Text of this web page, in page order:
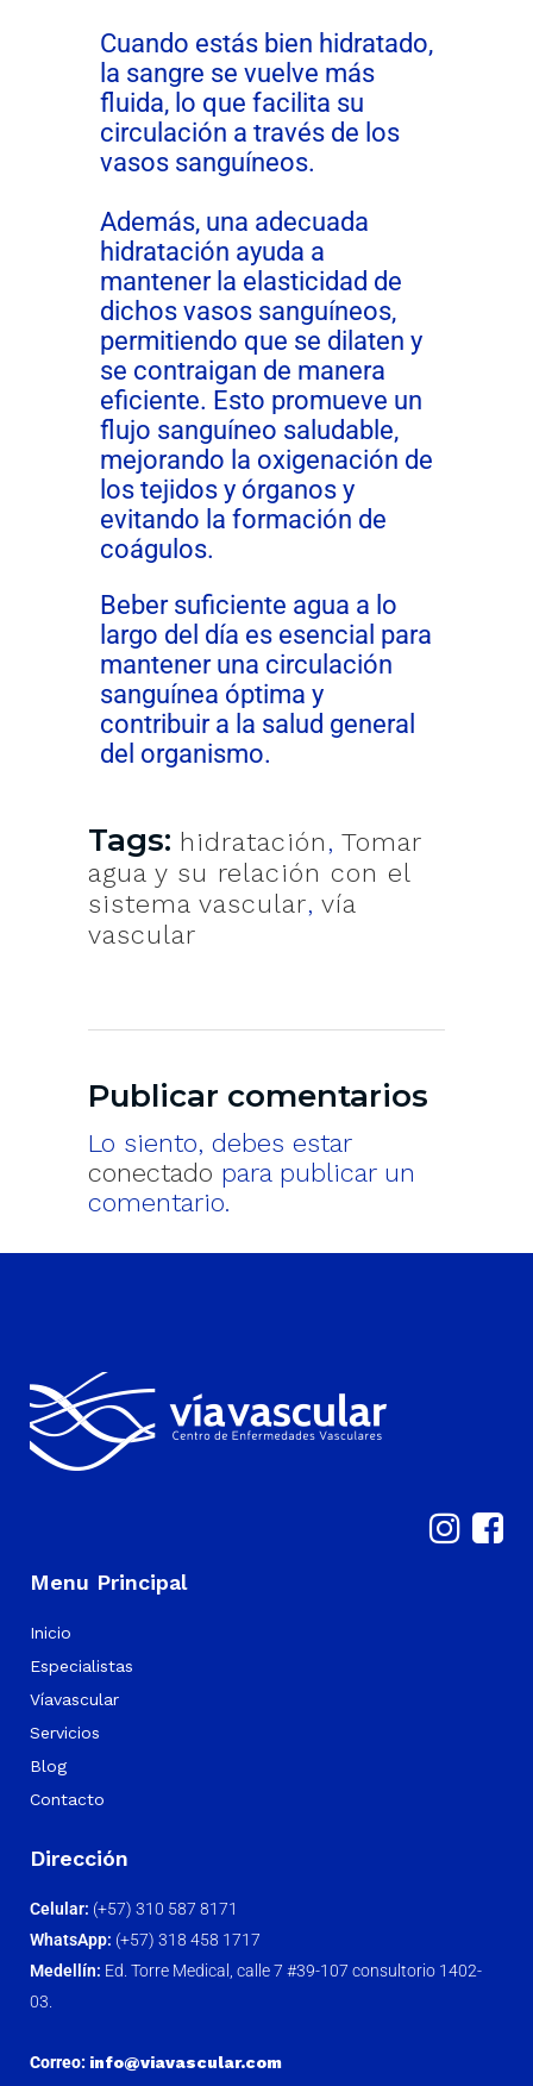
Cuando estás bien hidratado,
la sangre se vuelve más
fluida, lo que facilita su
circulación a través de los
vasos sanguíneos.
Además, una adecuada
hidratación ayuda a
mantener la elasticidad de
dichos vasos sanguíneos,
permitiendo que se dilaten y
se contraigan de manera
eficiente. Esto promueve un
flujo sanguíneo saludable,
mejorando la oxigenación de
los tejidos y órganos y
evitando la formación de
coágulos.
Beber suficiente agua a lo
largo del día es esencial para
mantener una circulación
sanguínea óptima y
contribuir a la salud general
del organismo.
Tags: hidratación , Tomar
agua y su relación con el
sistema vascular, vía
vascular
Publicar comentarios
Lo siento, debes estar
conectado para publicar un
comentario.
Menu Principal
Inicio
Especialistas
Víavascular
Servicios
Blog
Contacto
Dirección
Celular: (+57) 310 587 8171
WhatsApp: (+57) 318 458 1717
Medellín: Ed. Torre Medical, calle 7 #39-107 consultorio 1402-
03.
Correo: info@viavascular.com